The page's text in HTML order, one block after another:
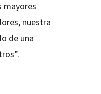
mayores
nuestra
de una